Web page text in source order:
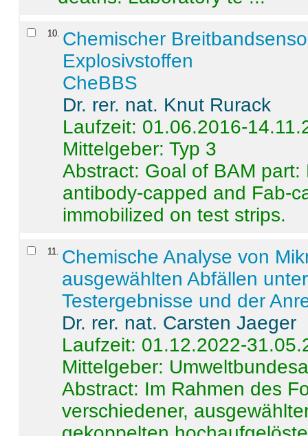
10 Chemischer
Explosivstoffen
CheBBS
Dr. rer. nat. Knut Rurack
Laufzeit: 01.06.2016-
Mittelgeber: Typ 3
Abstract: Goal of BAM
antibody-capped and Fab-
immobilized on test strips.
11
Chemische Analyse von
ausgewählten Abfällen
Testergebnisse und der
Dr. rer. nat. Carsten Jaeger
Laufzeit: 01.12.2022-
Mittelgeber:
Abstract: Im Rahmen des
verschiedener,